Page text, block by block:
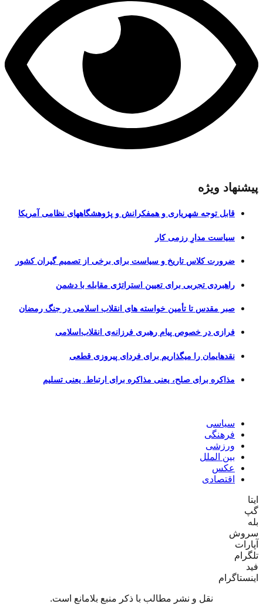
پیشنهاد ویژه
قابل توجه شهریاری و همفکرانش و پژوهشگاههای نظامی آمریکا
سیاست مدارِ رزمی کار
ضرورت کلاس تاریخ و سیاست برای برخی از تصمیم گیران کشور
راهبردی تجربی برای تعیین استراتژی مقابله با دشمن
صبر مقدس تا تأمین خواسته های انقلاب اسلامی در جنگ رمضان
فرازی در خصوص پیام رهبری فرزانه‌ی انقلاب‌اسلامی
نقدهایمان را میگذاریم برای فردای پیروزی قطعی
مذاکره برای صلح، یعنی مذاکره برای ارتباط. یعنی تسلیم
سیاسی
فرهنگی
ورزشی
بین الملل
عکس
اقتصادی
ایتا
گپ
بله
سروش
آپارات
تلگرام
فید
اینستاگرام
نقل و نشر مطالب با ذکر منبع بلامانع است.